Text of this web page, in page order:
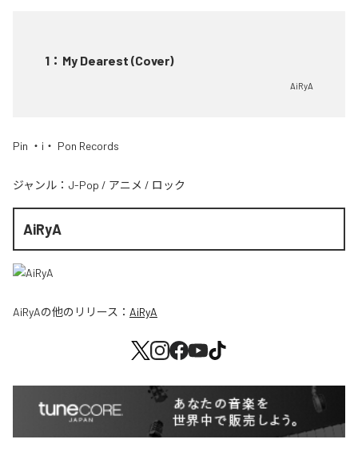
1 ： My Dearest (Cover)
AiRyA
Pin ・i・ Pon Records
ジャンル： J-Pop / アニメ / ロック
AiRyA
AiRyAの他のリリース： AiRyA